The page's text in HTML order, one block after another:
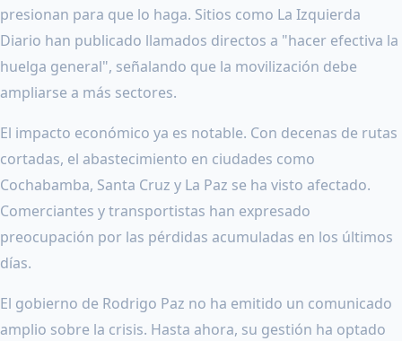
presionan para que lo haga. Sitios como La Izquierda
Diario han publicado llamados directos a "hacer efectiva la
huelga general", señalando que la movilización debe
ampliarse a más sectores.
El impacto económico ya es notable. Con decenas de rutas
cortadas, el abastecimiento en ciudades como
Cochabamba, Santa Cruz y La Paz se ha visto afectado.
Comerciantes y transportistas han expresado
preocupación por las pérdidas acumuladas en los últimos
días.
El gobierno de Rodrigo Paz no ha emitido un comunicado
amplio sobre la crisis. Hasta ahora, su gestión ha optado